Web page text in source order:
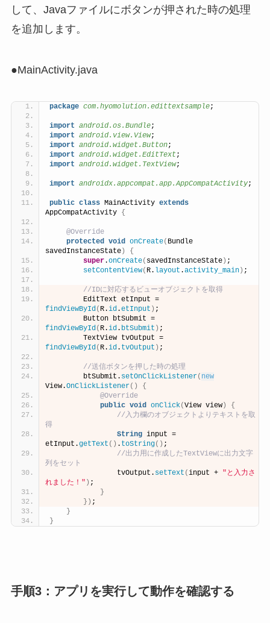
して、Javaファイルにボタンが押された時の処理
を追加します。
●MainActivity.java
package com.hyomolution.edittextsample;
import android.os.Bundle;
import android.view.View;
import android.widget.Button;
import android.widget.EditText;
import android.widget.TextView;
import androidx.appcompat.app.AppCompatActivity;
public class MainActivity extends
AppCompatActivity {
@Override
protected
void onCreate( Bundle
savedInstanceState)
{
super.onCreate( savedInstanceState) ;
setContentView( R. layout .activity_main) ;
//IDに対応するビューオブジェクトを取得
        EditText etInput =
findViewById ( R.id .etInput ) ;
        Button btSubmit =
findViewById ( R.id . btSubmit ) ;
        TextView tvOutput =
findViewById ( R.id . tvOutput ) ;
//送信ボタンを押した時の処理
        btSubmit.
setOnClickListener( new
View.OnClickListener()
{
@Override
public void onClick(View view)
{
//入力欄のオブジェクトよりテキストを取
得
String input =
etInput.getText () . toString() ;
//出力用に作成したTextViewに出力文字
列をセット
                tvOutput.
setText (input + "と入力さ
れました！" ) ;
}
}) ;
}
}
手順3：アプリを実行して動作を確認する